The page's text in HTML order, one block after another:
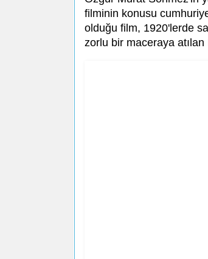
filminin konusu
olduğu film, 1920'lerde
zorlu bir maceraya atılan